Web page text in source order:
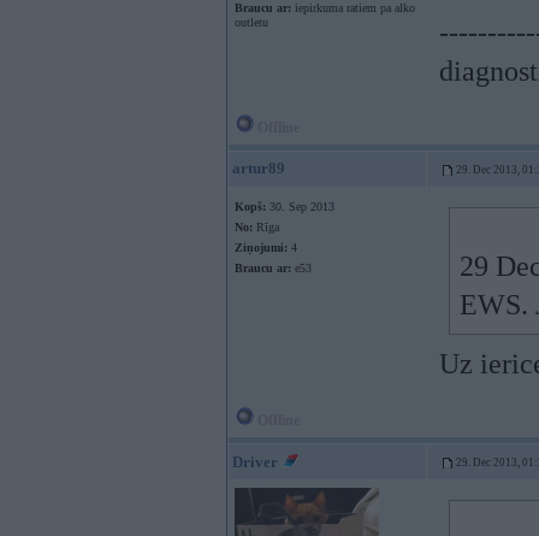
Braucu ar: iepirkuma ratiem pa alko
outletu
artur89 29. Dec 2013,
Kopš: 30. Sep 2013
No: Rīga
Ziņojumi: 4
Braucu ar: e53
29
EWS.
Uz
Driver 29. Dec 2013,